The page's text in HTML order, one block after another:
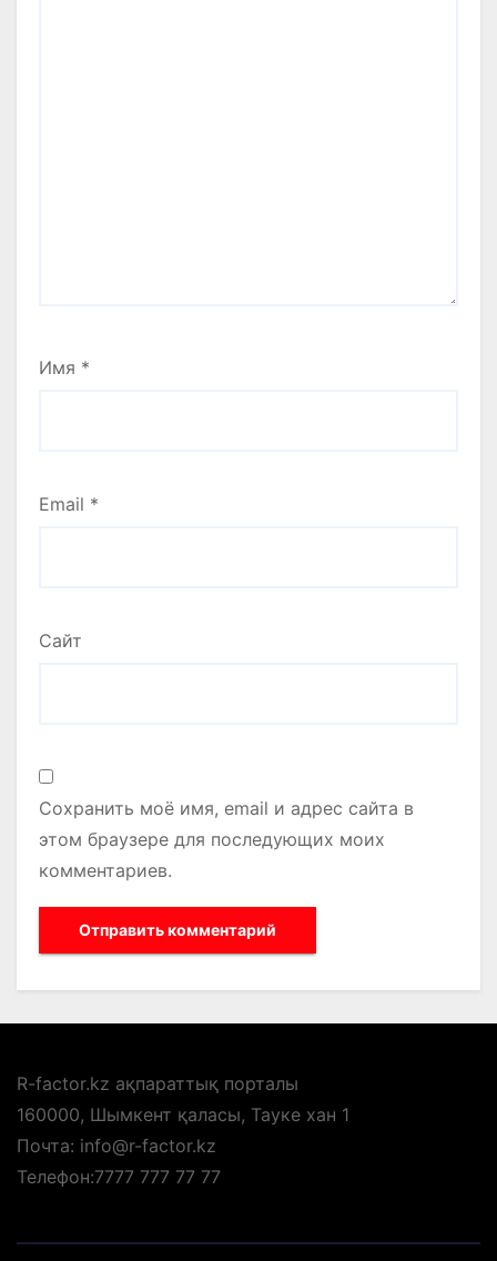
Имя *
Email *
Сайт
Сохранить моё имя, email и адрес сайта в
этом браузере для последующих моих
комментариев.
R-factor.kz ақпараттық порталы
160000, Шымкент қаласы, Тауке хан 1
Почта: info@r-factor.kz
Телефон:7777 777 77 77